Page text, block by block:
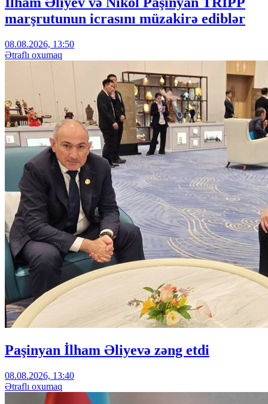
marşrutunun icrasını müzakirə ediblər
08.08.2026, 13:50
Ətraflı oxumaq
Paşinyan İlham Əliyevə zəng etdi
08.08.2026, 13:40
Ətraflı oxumaq